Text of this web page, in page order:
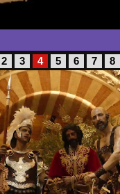
2 3 4 5 6 7 8